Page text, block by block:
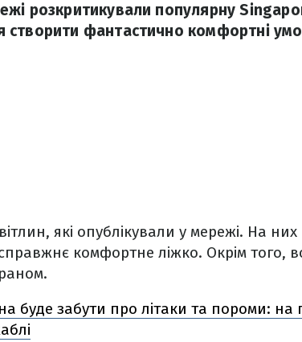
розкритикували популярну
створити фантастично комфортні
які опублікували у мережі. На
комфортне ліжко. Окрім того,
буде забути про літаки та пороми: на